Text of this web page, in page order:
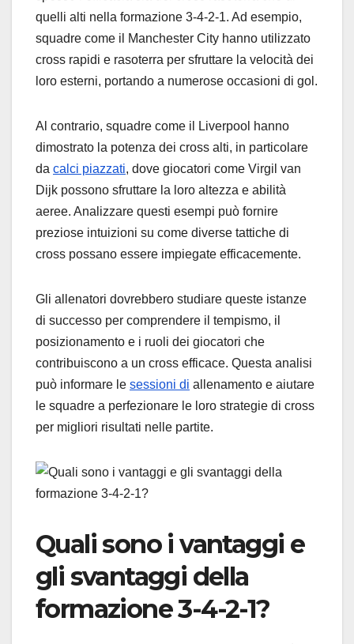
quelli alti nella formazione 3-4-2-1. Ad esempio,
squadre come il Manchester City hanno utilizzato
cross rapidi e rasoterra per sfruttare la velocità dei
loro esterni, portando a numerose occasioni di gol.
Al contrario, squadre come il Liverpool hanno
dimostrato la potenza dei cross alti, in particolare
da calci piazzati, dove giocatori come Virgil van
Dijk possono sfruttare la loro altezza e abilità
aeree. Analizzare questi esempi può fornire
preziose intuizioni su come diverse tattiche di
cross possano essere impiegate efficacemente.
Gli allenatori dovrebbero studiare queste istanze
di successo per comprendere il tempismo, il
posizionamento e i ruoli dei giocatori che
contribuiscono a un cross efficace. Questa analisi
può informare le sessioni di allenamento e aiutare
le squadre a perfezionare le loro strategie di cross
per migliori risultati nelle partite.
Quali sono i vantaggi e
gli svantaggi della
formazione 3-4-2-1?